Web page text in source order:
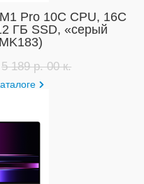
Pro 10C CPU, 16C
ГБ SSD, «серый
5 189 р. 00 к.